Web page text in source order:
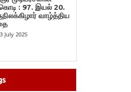
: 97. இயல் 20.
வாழ்த்திய
July 2025